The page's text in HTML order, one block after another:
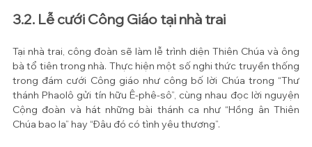
3.2. Lễ cưới Công Giáo tại nhà trai
Tại nhà trai, công đoàn sẽ làm lễ trình diện Thiên Chúa và ông
bà tổ tiên trong nhà. Thực hiện một số nghi thức truyền thống
trong đám cưới Công giáo như công bố lời Chúa trong “Thư
thánh Phaolô gửi tín hữu Ê-phê-sô”, cùng nhau đọc lời nguyện
Cộng đoàn và hát những bài thánh ca như “Hồng ân Thiên
Chúa bao la” hay “Đâu đó có tình yêu thương”.